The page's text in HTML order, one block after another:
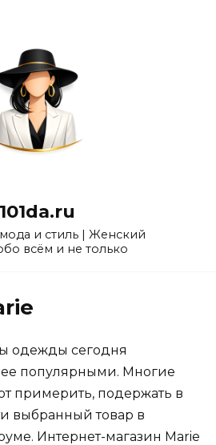
101da.ru
и стиль | Женский
всём и не только
одежды сегодня
популярными. Многие
примерить, подержать в
выбранный товар в
Интернет-магазин Marie